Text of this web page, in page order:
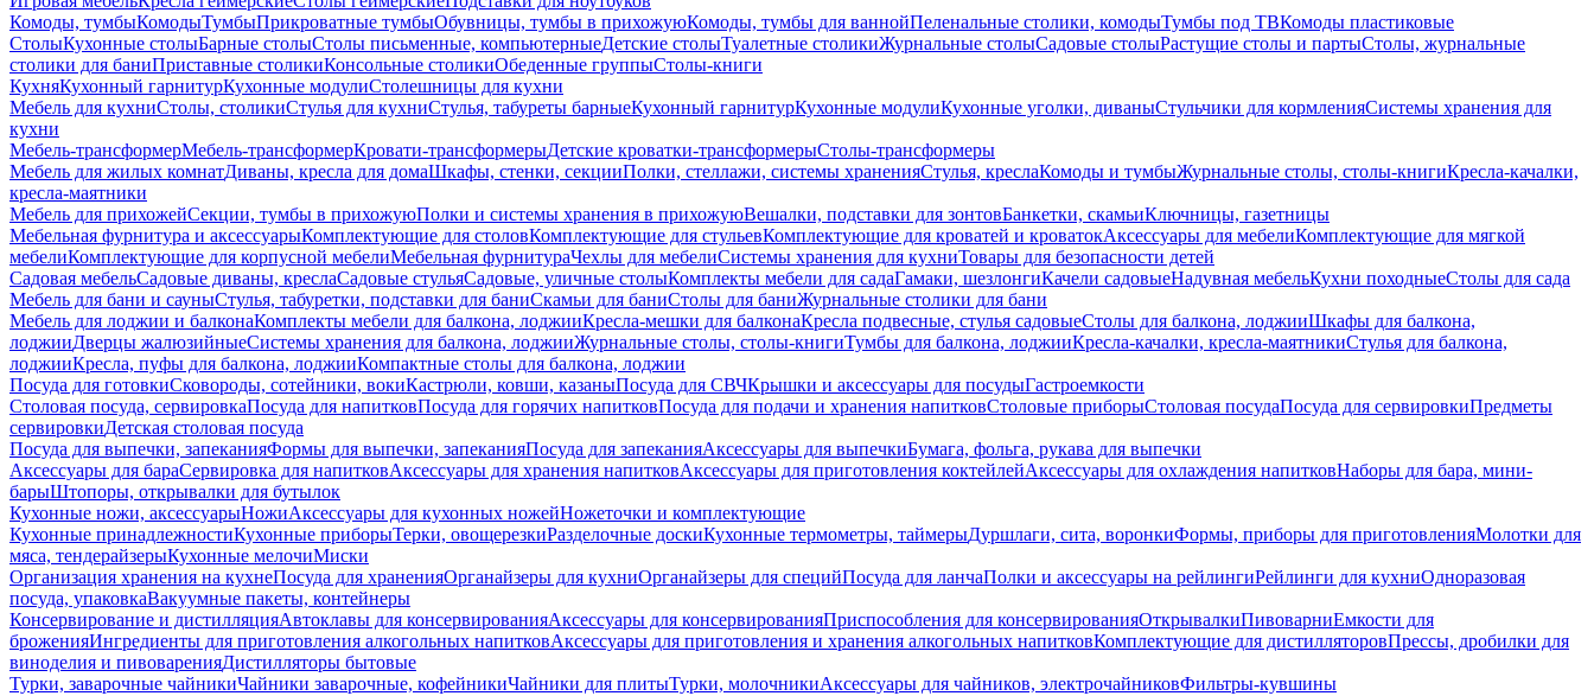
Комоды, тумбыКомодыТумбыПрикроватные тумбыОбувницы, тумбы в прихожуюКомоды, тумбы для ваннойПеленальные столики, комодыТумбы под ТВКомоды пластиковые
СтолыКухонные столыБарные столыСтолы письменные, компьютерныеДетские столыТуалетные столикиЖурнальные столыСадовые столыРастущие столы и партыСтолы, журнальные
столики для баниПриставные столикиКонсольные столикиОбеденные группыСтолы-книги
КухняКухонный гарнитурКухонные модулиСтолешницы для кухни
Мебель для кухниСтолы, столикиСтулья для кухниСтулья, табуреты барныеКухонный гарнитурКухонные модулиКухонные уголки, диваныСтульчики для кормленияСистемы хранения для
кухни
Мебель-трансформерМебель-трансформерКровати-трансформерыДетские кроватки-трансформерыСтолы-трансформеры
Мебель для жилых комнатДиваны, кресла для домаШкафы, стенки, секцииПолки, стеллажи, системы храненияСтулья, креслаКомоды и тумбыЖурнальные столы, столы-книгиКресла-качалки,
кресла-маятники
Мебель для прихожейСекции, тумбы в прихожуюПолки и системы хранения в прихожуюВешалки, подставки для зонтовБанкетки, скамьиКлючницы, газетницы
Мебельная фурнитура и аксессуарыКомплектующие для столовКомплектующие для стульевКомплектующие для кроватей и кроватокАксессуары для мебелиКомплектующие для мягкой
мебелиКомплектующие для корпусной мебелиМебельная фурнитураЧехлы для мебелиСистемы хранения для кухниТовары для безопасности детей
Садовая мебельСадовые диваны, креслаСадовые стульяСадовые, уличные столыКомплекты мебели для садаГамаки, шезлонгиКачели садовыеНадувная мебельКухни походныеСтолы для сада
Мебель для бани и сауныСтулья, табуретки, подставки для баниСкамьи для баниСтолы для баниЖурнальные столики для бани
Мебель для лоджии и балконаКомплекты мебели для балкона, лоджииКресла-мешки для балконаКресла подвесные, стулья садовыеСтолы для балкона, лоджииШкафы для балкона,
лоджииДверцы жалюзийныеСистемы хранения для балкона, лоджииЖурнальные столы, столы-книгиТумбы для балкона, лоджииКресла-качалки, кресла-маятникиСтулья для балкона,
лоджииКресла, пуфы для балкона, лоджииКомпактные столы для балкона, лоджии
Посуда для готовкиСковороды, сотейники, вокиКастрюли, ковши, казаныПосуда для СВЧКрышки и аксессуары для посудыГастроемкости
Столовая посуда, сервировкаПосуда для напитковПосуда для горячих напитковПосуда для подачи и хранения напитковСтоловые приборыСтоловая посудаПосуда для сервировкиПредметы
сервировкиДетская столовая посуда
Посуда для выпечки, запеканияФормы для выпечки, запеканияПосуда для запеканияАксессуары для выпечкиБумага, фольга, рукава для выпечки
Аксессуары для бараСервировка для напитковАксессуары для хранения напитковАксессуары для приготовления коктейлейАксессуары для охлаждения напитковНаборы для бара, мини-
барыШтопоры, открывалки для бутылок
Кухонные ножи, аксессуарыНожиАксессуары для кухонных ножейНожеточки и комплектующие
Кухонные принадлежностиКухонные приборыТерки, овощерезкиРазделочные доскиКухонные термометры, таймерыДуршлаги, сита, воронкиФормы, приборы для приготовленияМолотки для
мяса, тендерайзерыКухонные мелочиМиски
Организация хранения на кухнеПосуда для храненияОрганайзеры для кухниОрганайзеры для специйПосуда для ланчаПолки и аксессуары на рейлингиРейлинги для кухниОдноразовая
посуда, упаковкаВакуумные пакеты, контейнеры
Консервирование и дистилляцияАвтоклавы для консервированияАксессуары для консервированияПриспособления для консервированияОткрывалкиПивоварниЕмкости для
броженияИнгредиенты для приготовления алкогольных напитковАксессуары для приготовления и хранения алкогольных напитковКомплектующие для дистилляторовПрессы, дробилки для
виноделия и пивоваренияДистилляторы бытовые
Турки, заварочные чайникиЧайники заварочные, кофейникиЧайники для плитыТурки, молочникиАксессуары для чайников, электрочайниковФильтры-кувшины